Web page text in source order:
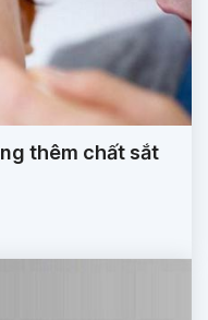
thêm chất sắt